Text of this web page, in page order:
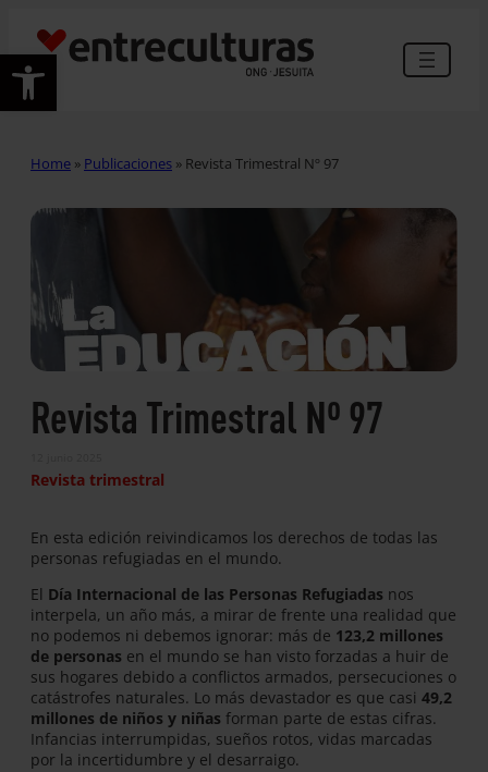
Abrir barra de herramientas
Home » Publicaciones » Revista Trimestral Nº 97
Revista Trimestral Nº 97
Revista trimestral
En esta edición reivindicamos los derechos de todas las
personas refugiadas en el mundo.
El Día Internacional de las Personas Refugiadas nos
interpela, un año más, a mirar de frente una realidad que
no podemos ni debemos ignorar: más de 123,2 millones
de personas en el mundo se han visto forzadas a huir de
sus hogares debido a conflictos armados, persecuciones o
catástrofes naturales. Lo más devastador es que casi 49,2
millones de niños y niñas forman parte de estas cifras.
Infancias interrumpidas, sueños rotos, vidas marcadas
por la incertidumbre y el desarraigo.